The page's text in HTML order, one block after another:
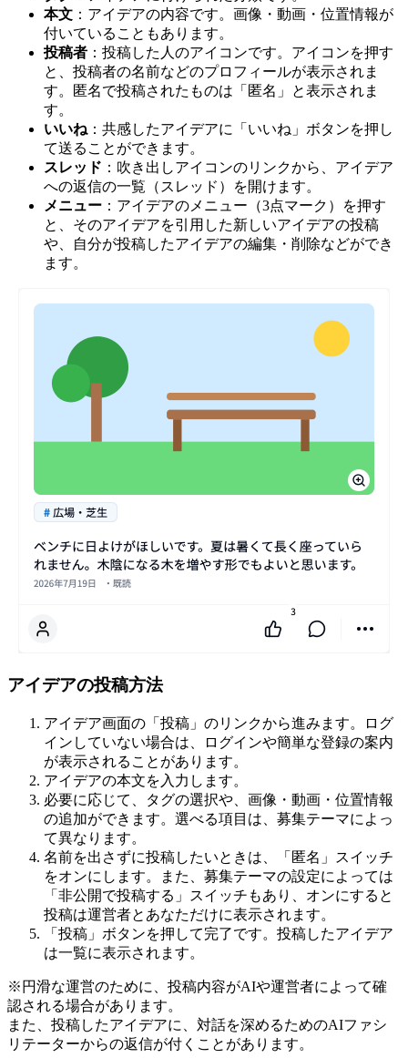
本文 ：アイデアの内容です。画像・動画・位置情報が
付いていることもあります。
投稿者 ：投稿した人のアイコンです。アイコンを押す
と、投稿者の名前などのプロフィールが表示されま
す。匿名で投稿されたものは「匿名」と表示されま
す。
いいね ：共感したアイデアに「いいね」ボタンを押し
て送ることができます。
スレッド ：吹き出しアイコンのリンクから、アイデア
への返信の一覧（スレッド）を開けます。
メニュー ：アイデアのメニュー（3点マーク）を押す
と、そのアイデアを引用した新しいアイデアの投稿
や、自分が投稿したアイデアの編集・削除などができ
ます。
アイデアの投稿方法
アイデア画面の「投稿」のリンクから進みます。ログ
インしていない場合は、ログインや簡単な登録の案内
が表示されることがあります。
アイデアの本文を入力します。
必要に応じて、タグの選択や、画像・動画・位置情報
の追加ができます。選べる項目は、募集テーマによっ
て異なります。
名前を出さずに投稿したいときは、「匿名」スイッチ
をオンにします。また、募集テーマの設定によっては
「非公開で投稿する」スイッチもあり、オンにすると
投稿は運営者とあなただけに表示されます。
「投稿」ボタンを押して完了です。投稿したアイデア
は一覧に表示されます。
※円滑な運営のために、投稿内容がAIや運営者によって確
認される場合があります。
また、投稿したアイデアに、対話を深めるためのAIファシ
リテーターからの返信が付くことがあります。